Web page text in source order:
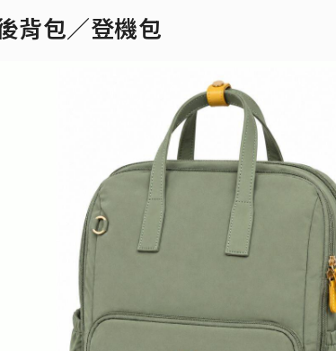
背包／登機包